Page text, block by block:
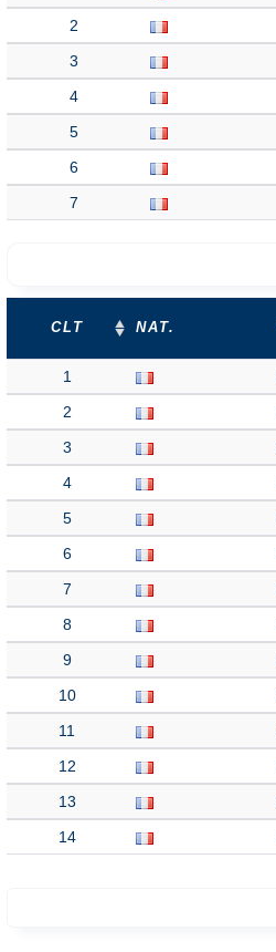
2
3
4
5
6
7
CLT NAT.
1
2
3
4
5
6
7
8
9
10
11
12
13
14